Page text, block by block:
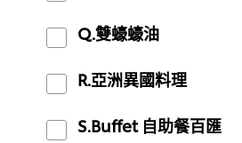
Q.雙蠔蠔油
R.亞洲異國料理
S.Buffet 自助餐百匯